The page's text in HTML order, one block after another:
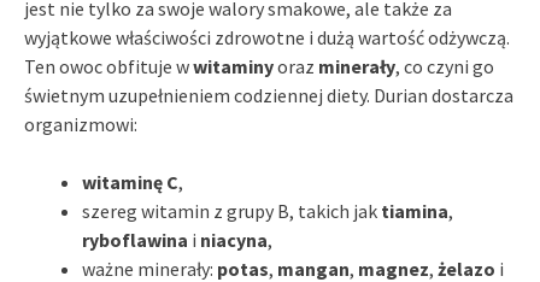
jest nie tylko za swoje walory smakowe, ale także za
wyjątkowe właściwości zdrowotne i dużą wartość odżywczą.
Ten owoc obfituje wwitaminyoraz minerały, co czyni go
świetnym uzupełnieniem codziennej diety. Durian dostarcza
organizmowi:
witaminę C,
szereg witamin z grupy B, takich jak tiamina,
ryboflawina i niacyna,
ważne minerały: potas, mangan, magnez, żelazo i